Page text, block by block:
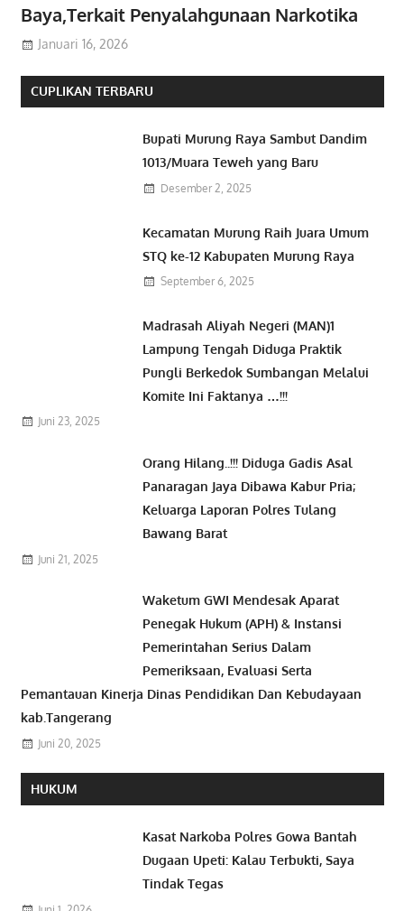
Baya,Terkait Penyalahgunaan Narkotika
Januari 16, 2026
CUPLIKAN TERBARU
Bupati Murung Raya Sambut Dandim
1013/Muara Teweh yang Baru
Desember 2, 2025
Kecamatan Murung Raih Juara Umum
STQ ke-12 Kabupaten Murung Raya
September 6, 2025
Madrasah Aliyah Negeri (MAN)1
Lampung Tengah Diduga Praktik
Pungli Berkedok Sumbangan Melalui
Komite Ini Faktanya …!!!
Juni 23, 2025
Orang Hilang..!!! Diduga Gadis Asal
Panaragan Jaya Dibawa Kabur Pria;
Keluarga Laporan Polres Tulang
Bawang Barat
Juni 21, 2025
Waketum GWI Mendesak Aparat
Penegak Hukum (APH) & Instansi
Pemerintahan Serius Dalam
Pemeriksaan, Evaluasi Serta
Pemantauan Kinerja Dinas Pendidikan Dan Kebudayaan
kab.Tangerang
Juni 20, 2025
HUKUM
Kasat Narkoba Polres Gowa Bantah
Dugaan Upeti: Kalau Terbukti, Saya
Tindak Tegas